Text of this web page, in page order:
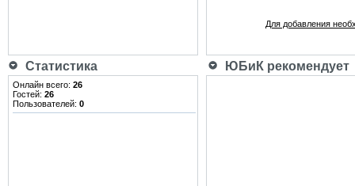
Для добавления
Статистика ЮБиК рекомендует
Онлайн всего: 26
Гостей: 26
Пользователей: 0